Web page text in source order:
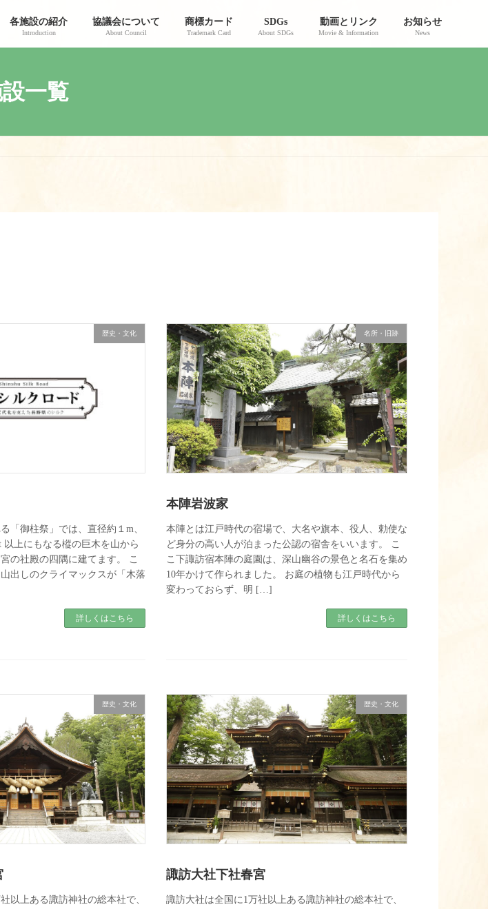
各施設の紹介
Introduction
協議会について
About Council
商標カード
Trademark Card
SDGs
About SDGs
動画とリンク
Movie & Information
お知らせ
News
一覧
歴史・文化
「御柱祭」では、直径約１m、
以上にもなる樅の巨木を山から
の社殿の四隅に建てます。 こ
出しのクライマックスが「木落
詳しくはこちら
名所・旧跡
本陣岩波家
本陣とは江戸時代の宿場で、大名や旗本、役人、勅使な
ど身分の高い人が泊まった公認の宿舎をいいます。 こ
こ下諏訪宿本陣の庭園は、深山幽谷の景色と名石を集め
10年かけて作られました。 お庭の植物も江戸時代から
変わっておらず、明 […]
詳しくはこちら
歴史・文化
以上ある諏訪神社の総本社で、
歴史・文化
諏訪大社下社春宮
諏訪大社は全国に1万社以上ある諏訪神社の総本社で、